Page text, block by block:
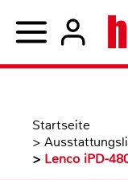
Startseite
>
> Lenco iPD-